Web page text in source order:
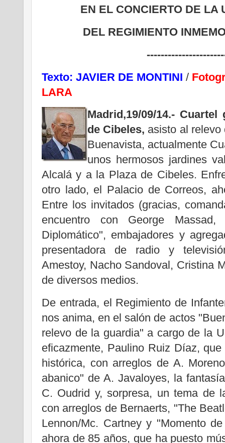
EN EL CONCIERTO DE LA
DEL REGIMIENTO
Texto: JAVIER DE MONTINI /
LARA
Madrid,19/09/14.- Cuartel
de Cibeles, asisto al relevo
Buenavista, actualmente
unos hermosos jardines
Alcalá y a la Plaza de Cibeles.
otro lado, el Palacio de Correos,
Entre los invitados (gracias,
encuentro con George
Diplomático", embajadores y
presentadora de radio y
Amestoy, Nacho Sandoval, Cristina
de diversos medios.
De entrada, el Regimiento de
nos anima, en el salón de actos
relevo de la guardia" a cargo de la
eficazmente, Paulino Ruiz Díaz,
histórica, con arreglos de A.
abanico" de A. Javaloyes, la
C. Oudrid y, sorpresa, un tema de
con arreglos de Bernaerts, "The
Lennon/Mc. Cartney y "Momento
ahora de 85 años, que ha puesto